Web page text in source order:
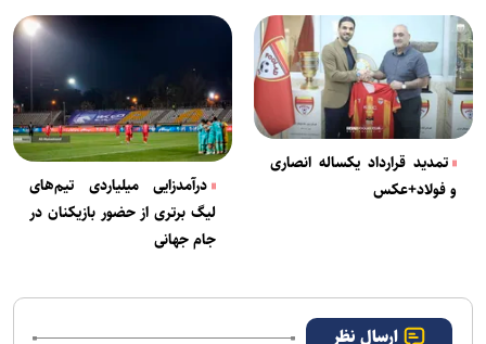
تمدید قرارداد یکساله انصاری
و فولاد+عکس
درآمدزایی میلیاردی تیم‌های
لیگ برتری از حضور بازیکنان در
جام جهانی
ارسال نظر